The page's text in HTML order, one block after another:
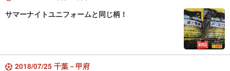
サマーナイトユニフォームと同じ柄！
2018/07/25 千葉－甲府